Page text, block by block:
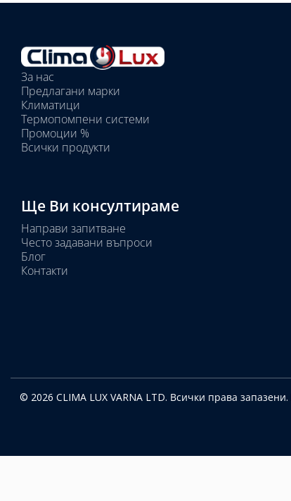
Избрани
вътрешни
тела:
Избрано
тяло:
За нас
Предлагани марки
Климатици
Термопомпени системи
Промоции %
Всички продукти
Ще Ви консултираме
Направи запитване
Често задавани въпроси
Блог
Контакти
© 2026 CLIMA LUX VARNA LTD. Всички права запазени.